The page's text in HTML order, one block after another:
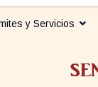
y Servicios